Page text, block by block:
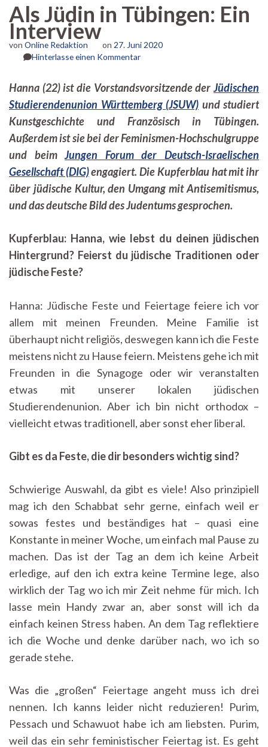
Als Jüdin in Tübingen: Ein
Interview
von Online Redaktion on 27. Juni 2020
Hinterlasse einen Kommentarzu
in
Tübingen:
Interview
Hanna (22) ist die Vorstandsvorsitzende der Jüdischen
Studierendenunion Württemberg (JSUW) und studiert
Kunstgeschichte und Französisch in Tübingen.
Außerdem ist sie bei der Feminismen-Hochschulgruppe
und beimJungen Forum der Deutsch-Israelischen
Gesellschaft (DIG)engagiert. Die Kupferblau hat mit ihr
über jüdische Kultur, den Umgang mit Antisemitismus,
und das deutsche Bild des Judentums gesprochen.
Kupferblau: Hanna, wie lebst du deinen jüdischen
Hintergrund? Feierst du jüdische Traditionen oder
jüdische Feste?
Hanna: Jüdische Feste und Feiertage feiere ich vor
allem mit meinen Freunden. Meine Familie ist
überhaupt nicht religiös, deswegen kann ich die Feste
meistens nicht zu Hause feiern. Meistens gehe ich mit
Freunden in die Synagoge oder wir veranstalten
etwas mit unserer lokalen jüdischen
Studierendenunion. Aber ich bin nicht orthodox –
vielleicht etwas traditionell, aber sonst eher liberal.
Gibt es da Feste, die dir besonders wichtig sind?
Schwierige Auswahl, da gibt es viele! Also prinzipiell
mag ich den Schabbat sehr gerne, einfach weil er
sowas festes und beständiges hat – quasi eine
Konstante in meiner Woche, um einfach mal Pause zu
machen. Das ist der Tag an dem ich keine Arbeit
erledige, auf den ich extra keine Termine lege, also
wirklich der Tag wo ich mir Zeit nehme für mich. Ich
lasse mein Handy zwar an, aber sonst will ich da
einfach keinen Stress haben. An dem Tag reflektiere
ich die Woche und denke darüber nach, wo ich so
gerade stehe.
Was die „großen“ Feiertage angeht muss ich drei
nennen. Ich kanns leider nicht reduzieren! Purim,
Pessach und Schawuot habe ich am liebsten. Purim,
weil das ein sehr feministischer Feiertag ist. Es geht